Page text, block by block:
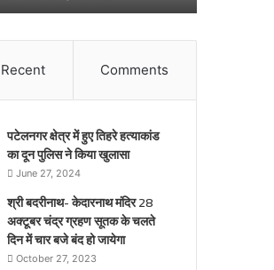
Recent Comments
पटेलनगर क्षेत्र में हुए तिहरे हत्याकांड
का दून पुलिस ने किया खुलासा
June 27, 2024
श्री बदरीनाथ- केदारनाथ मंदिर 28
अक्टूबर चंद्र ग्रहण सूतक के चलते
दिन में चार बजे बंद हो जायेगा
October 27, 2023